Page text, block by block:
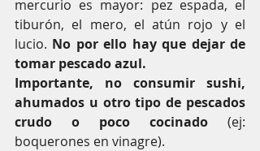
mercurio es mayor: pez espada, el
tiburón, el mero, el atún rojo y el
lucio. No por ello hay que dejar de
tomar pescado azul.
Importante, no consumir sushi,
ahumados u otro tipo de pescados
crudo o poco cocinado (ej:
boquerones en vinagre).